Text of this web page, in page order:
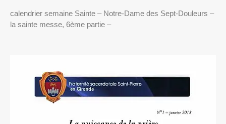
calendrier semaine Sainte – Notre-Dame des Sept-Douleurs –
la sainte messe, 6ème partie –